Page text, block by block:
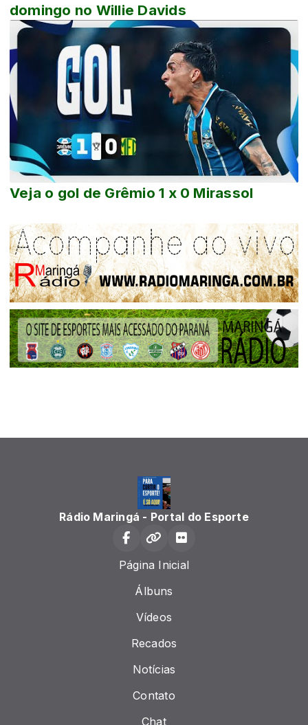
domingo no Willie Davids
Veja o gol de Grêmio 1 x 0 Mirassol
Rádio Maringá - Portal do Esporte
Página Inicial
Álbuns
Vídeos
Recados
Notícias
Contato
Chat